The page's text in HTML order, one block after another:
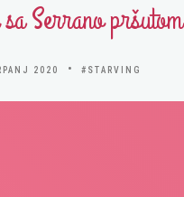
Serrano pršutom
2020 #STARVING